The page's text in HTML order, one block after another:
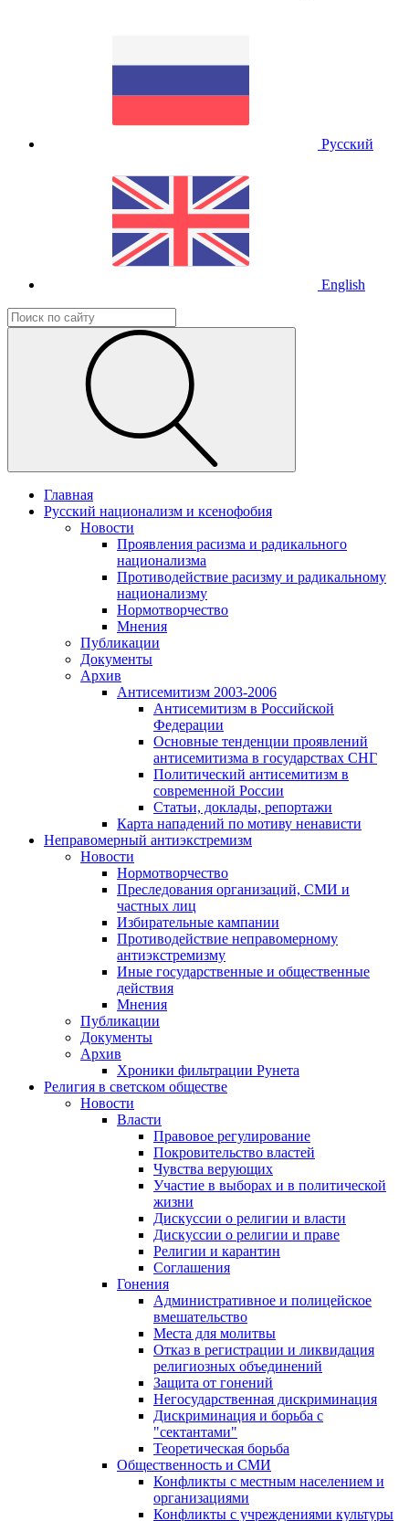
Русский
English
Главная
Русский национализм и ксенофобия
Новости
Проявления расизма и радикального
национализма
Противодействие расизму и радикальному
национализму
Нормотворчество
Мнения
Публикации
Документы
Архив
Антисемитизм 2003-2006
Антисемитизм в Российской
Федерации
Основные тенденции проявлений
антисемитизма в государствах СНГ
Политический антисемитизм в
современной России
Статьи, доклады, репортажи
Карта нападений по мотиву ненависти
Неправомерный антиэкстремизм
Новости
Нормотворчество
Преследования организаций, СМИ и
частных лиц
Избирательные кампании
Противодействие неправомерному
антиэкстремизму
Иные государственные и общественные
действия
Мнения
Публикации
Документы
Архив
Хроники фильтрации Рунета
Религия в светском обществе
Новости
Власти
Правовое регулирование
Покровительство властей
Чувства верующих
Участие в выборах и в политической
жизни
Дискуссии о религии и власти
Дискуссии о религии и праве
Религии и карантин
Соглашения
Гонения
Административное и полицейское
вмешательство
Места для молитвы
Отказ в регистрации и ликвидация
религиозных объединений
Защита от гонений
Негосударственная дискриминация
Дискриминация и борьба с
"сектантами"
Теоретическая борьба
Общественность и СМИ
Конфликты с местным населением и
организациями
Конфликты с учреждениями культуры